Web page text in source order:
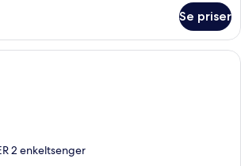
Se priser
Studio | Skrivebord, skrivebord for
2 enkeltsenger